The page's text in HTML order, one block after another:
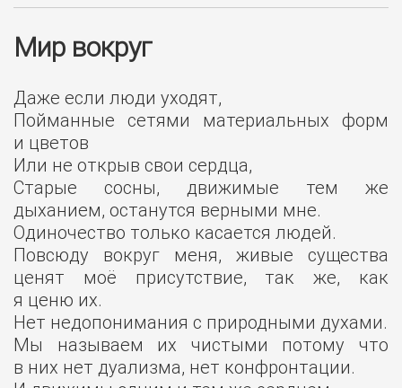
Мир вокруг
Даже если люди уходят,
Пойманные сетями материальных форм
и цветов
Или не открыв свои сердца,
Старые сосны, движимые тем же
дыханием, останутся верными мне.
Одиночество только касается людей.
Повсюду вокруг меня, живые существа
ценят моё присутствие, так же, как
я ценю их.
Нет недопонимания с природными духами.
Мы называем их чистыми потому что
в них нет дуализма, нет конфронтации.